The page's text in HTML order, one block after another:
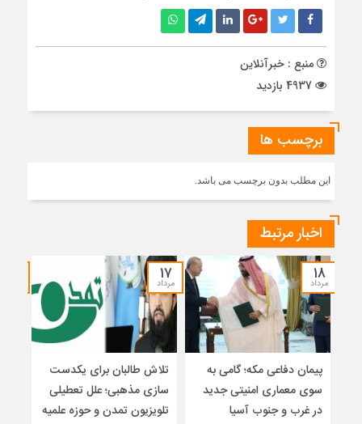
منبع : خبرآنلاین
برچسب ها
این مطلب بدون برچسب می باشد.
اخبار مرتبط
۱۸
مرداد
پیمان دفاعی مکه؛ گامی به
سوی معماری امنیتی جدید
در غرب و جنوب آسیا
۱۷
مرداد
تلاش طالبان برای یکدست
سازی مذهبی؛ علل تعطیلی
تلویزیون تمدن و حوزه علمیه